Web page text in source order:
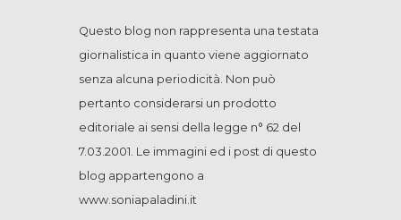
Questo blog non rappresenta una testata
giornalistica in quanto viene aggiornato
senza alcuna periodicità. Non può
pertanto considerarsi un prodotto
editoriale ai sensi della legge n° 62 del
7.03.2001. Le immagini ed i post di questo
blog appartengono a
www.soniapaladini.it